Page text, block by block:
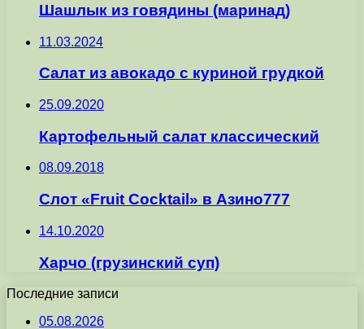
Шашлык из говядины (маринад)
11.03.2024
Салат из авокадо с куриной грудкой
25.09.2020
Картофельный салат классический
08.09.2018
Слот «Fruit Cocktail» в Азино777
14.10.2020
Харчо (грузинский суп)
Последние записи
05.08.2026